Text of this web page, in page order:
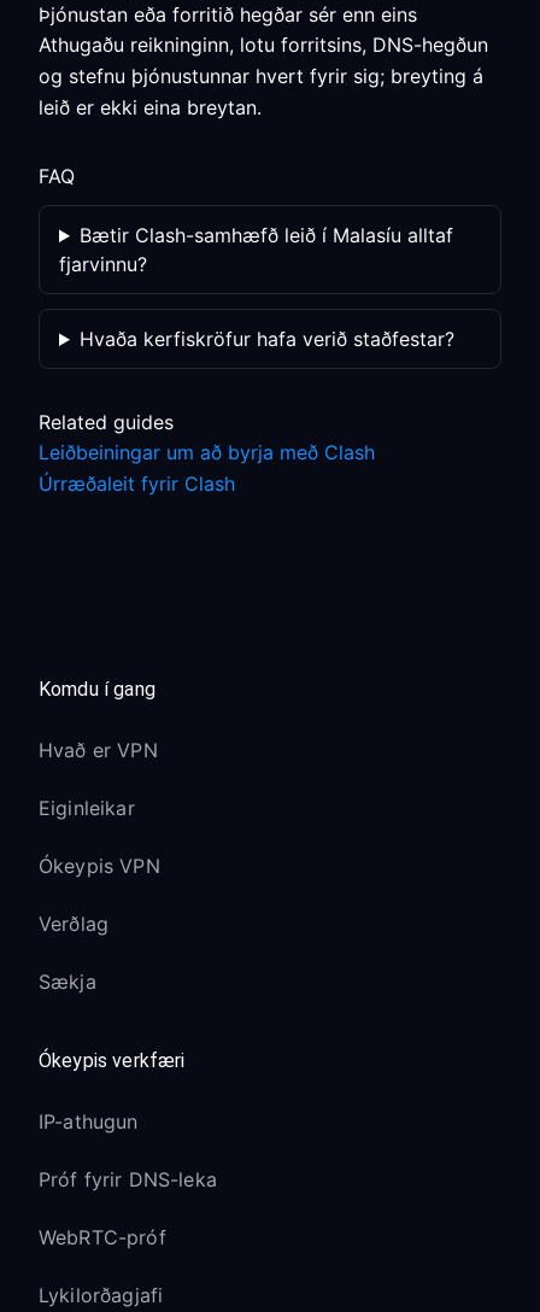
Þjónustan eða forritið hegðar sér enn eins
Athugaðu reikninginn, lotu forritsins, DNS-hegðun
og stefnu þjónustunnar hvert fyrir sig; breyting á
leið er ekki eina breytan.
FAQ
Bætir Clash-samhæfð leið í Malasíu alltaf
fjarvinnu?
Hvaða kerfiskröfur hafa verið staðfestar?
Related guides
Leiðbeiningar um að byrja með Clash
Úrræðaleit fyrir Clash
Komdu í gang
Hvað er VPN
Eiginleikar
Ókeypis VPN
Verðlag
Sækja
Ókeypis verkfæri
IP-athugun
Próf fyrir DNS-leka
WebRTC-próf
Lykilorðagjafi